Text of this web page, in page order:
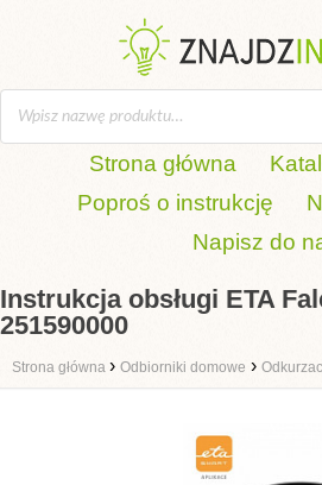
Strona główna
Poproś o instrukcję
Napisz do
Instrukcja obsługi ETA
251590000
Strona główna › Odbiorniki domowe ›